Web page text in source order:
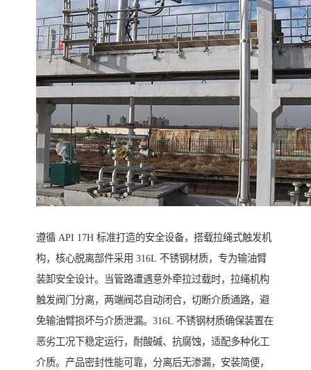
遵循 API 17H 标准打造的安全设备，搭载拉绳式触发机
构，核心脱离部件采用 316L 不锈钢材质，专为输油臂
装卸安全设计。当管路遭遇意外牵拉过载时，拉绳机构
触发阀门分离，两端阀芯自动闭合，切断介质通路，避
免输油臂损坏与介质泄漏。316L 不锈钢材质确保装置在
恶劣工况下稳定运行，耐酸碱、抗腐蚀，适配多种化工
介质。产品密封性能可靠，分离后无渗漏，安装简便，